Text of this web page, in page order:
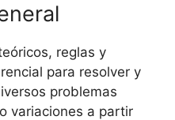
reglas y
para resolver y
problemas
variaciones a partir